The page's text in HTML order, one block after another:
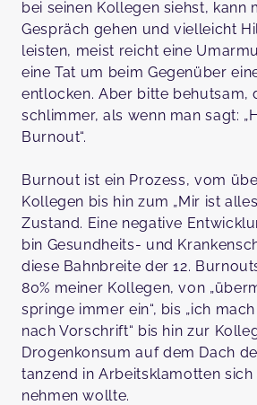
bei seinen Kollegen siehst, kann
Gespräch gehen und vielleicht
leisten, meist reicht eine
eine Tat um beim Gegenüber
entlocken. Aber bitte behutsam,
schlimmer, als wenn man sagt:
Burnout“.
Burnout ist ein Prozess, vom
Kollegen bis hin zum „Mir ist
Zustand. Eine negative
bin Gesundheits- und
diese Bahnbreite der 12.
80% meiner Kollegen, von
springe immer ein“, bis „ich
nach Vorschrift“ bis hin zur
Drogenkonsum auf dem Dach
tanzend in Arbeitsklamotten sich
nehmen wollte.